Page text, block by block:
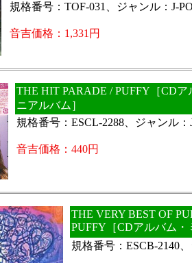
規格番号：TOF-031、ジャンル：J-
音吉価格：1,331円
THE HIT PARADE / PUFFY［CDア
ニアルバム］
規格番号：ESCL-2288、ジャンル：
音吉価格：440円
THE VERY BEST OF
PUFFY［CDアルバム・
規格番号：ESCB-2140